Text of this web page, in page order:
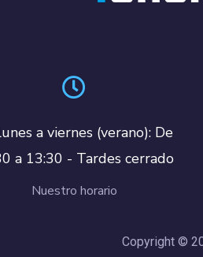
a viernes (verano): De
a 13:30 - Tardes cerrado
Nuestro horario
Copyright ©